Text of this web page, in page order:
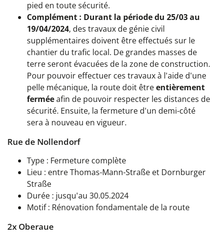
pied en toute sécurité.
Complément : Durant la période du 25/03 au
19/04/2024, des travaux de génie civil
supplémentaires doivent être effectués sur le
chantier du trafic local. De grandes masses de
terre seront évacuées de la zone de construction.
Pour pouvoir effectuer ces travaux à l'aide d'une
pelle mécanique, la route doit êtreentièrement
ferméeafin de pouvoir respecter les distances de
sécurité. Ensuite, la fermeture d'un demi-côté
sera à nouveau en vigueur.
Rue de Nollendorf
Type : Fermeture complète
Lieu : entre Thomas-Mann-Straße et Dornburger
Straße
Durée : jusqu'au 30.05.2024
Motif : Rénovation fondamentale de la route
2x Oberaue